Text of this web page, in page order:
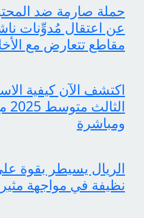
حملة صارمة ضد
عن اعتقال مُدوِّنات
مقاطع تتعارض مع
اكتشف الآن كيفية
ومباشرة
الريال يسيطر بقوة
نظيفة في مواجهة